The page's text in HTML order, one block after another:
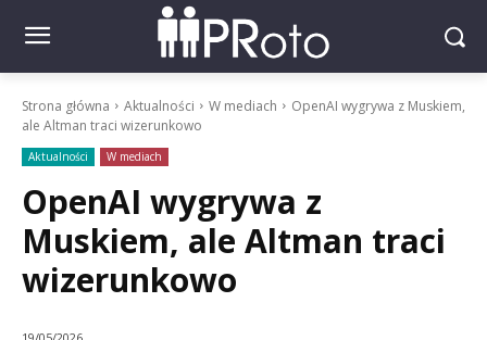
Strona główna Aktualności W mediach
OpenAI wygrywa z Muskiem,
ale Altman traci wizerunkowo
Aktualności W mediach
OpenAI wygrywa z
Muskiem, ale Altman traci
wizerunkowo